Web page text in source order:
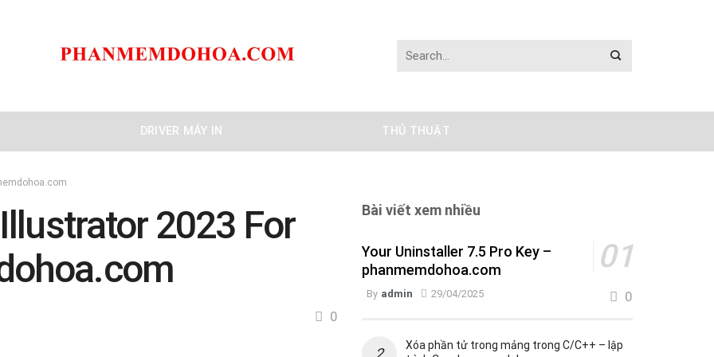
DRIVER MÁY IN THỦ THUẬT
2023 For
0
Bài viết xem nhiều
Your Uninstaller 7.5 Pro Key –
phanmemdohoa.com
By admin 29/04/2025 0
Xóa phần tử trong mảng trong C/C++ – lập